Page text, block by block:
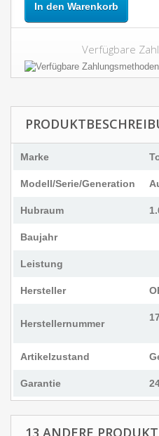
In den Warenkorb
Verfügbare
Marke
Modell/Serie/Generation
Hubraum
Baujahr
Leistung
Hersteller
Herstellernummer
Artikelzustand
Garantie
13 ANDERE